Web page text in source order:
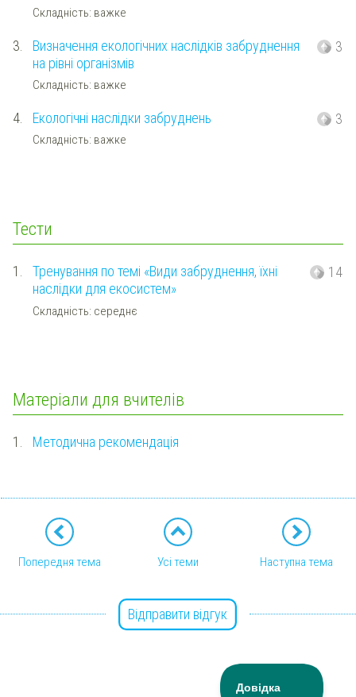
Складність: важке
3.
Визначення екологічних наслідків забруднення
на рівні організмів
Складність: важке
3
4. Екологічні наслідки забруднень
Складність: важке
3
Тести
1.
Тренування по темі «Види забруднення, їхні
наслідки для екосистем»
Складність: середнє
14
Матеріали для вчителів
1. Методична рекомендація
Попередня тема Усі теми Наступна тема
Відправити відгук